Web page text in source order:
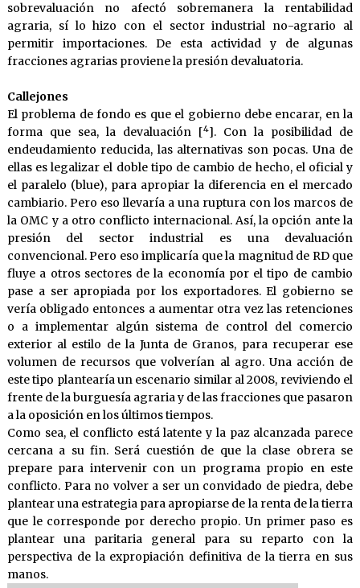
sobrevaluación no afectó sobremanera la rentabilidad
agraria, sí lo hizo con el sector industrial no-agrario al
permitir importaciones. De esta actividad y de algunas
fracciones agrarias proviene la presión devaluatoria.
Callejones
El problema de fondo es que el gobierno debe encarar, en la
forma que sea, la devaluación [4]. Con la posibilidad de
endeudamiento reducida, las alternativas son pocas. Una de
ellas es legalizar el doble tipo de cambio de hecho, el oficial y
el paralelo (blue), para apropiar la diferencia en el mercado
cambiario. Pero eso llevaría a una ruptura con los marcos de
la OMC y a otro conflicto internacional. Así, la opción ante la
presión del sector industrial es una devaluación
convencional. Pero eso implicaría que la magnitud de RD que
fluye a otros sectores de la economía por el tipo de cambio
pase a ser apropiada por los exportadores. El gobierno se
vería obligado entonces a aumentar otra vez las retenciones
o a implementar algún sistema de control del comercio
exterior al estilo de la Junta de Granos, para recuperar ese
volumen de recursos que volverían al agro. Una acción de
este tipo plantearía un escenario similar al 2008, reviviendo el
frente de la burguesía agraria y de las fracciones que pasaron
a la oposición en los últimos tiempos.
Como sea, el conflicto está latente y la paz alcanzada parece
cercana a su fin. Será cuestión de que la clase obrera se
prepare para intervenir con un programa propio en este
conflicto. Para no volver a ser un convidado de piedra, debe
plantear una estrategia para apropiarse de la renta de la tierra
que le corresponde por derecho propio. Un primer paso es
plantear una paritaria general para su reparto con la
perspectiva de la expropiación definitiva de la tierra en sus
manos.